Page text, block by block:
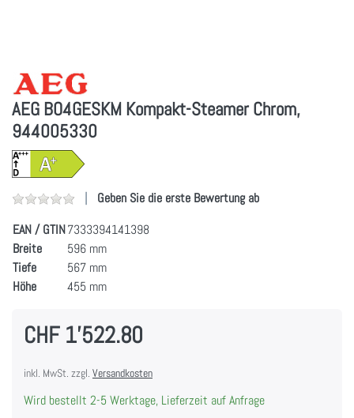
AEG BO4GESKM Kompakt-Steamer Chrom,
944005330
Geben Sie die erste Bewertung ab
EAN / GTIN7333394141398
Breite
596 mm
Tiefe
567 mm
Höhe
455 mm
CHF 1'522.80
inkl. MwSt. zzgl. Versandkosten
Wird bestellt 2-5 Werktage, Lieferzeit auf Anfrage